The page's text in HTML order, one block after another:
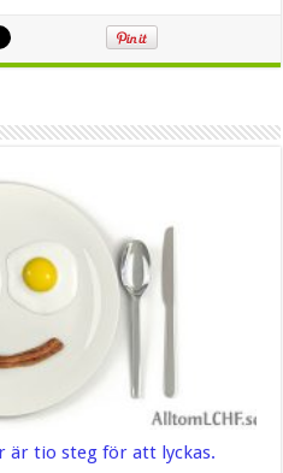
är tio steg för att lyckas.